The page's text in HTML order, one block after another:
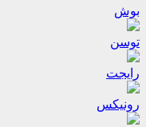
بوش
توسن
رایجت
رونیکس